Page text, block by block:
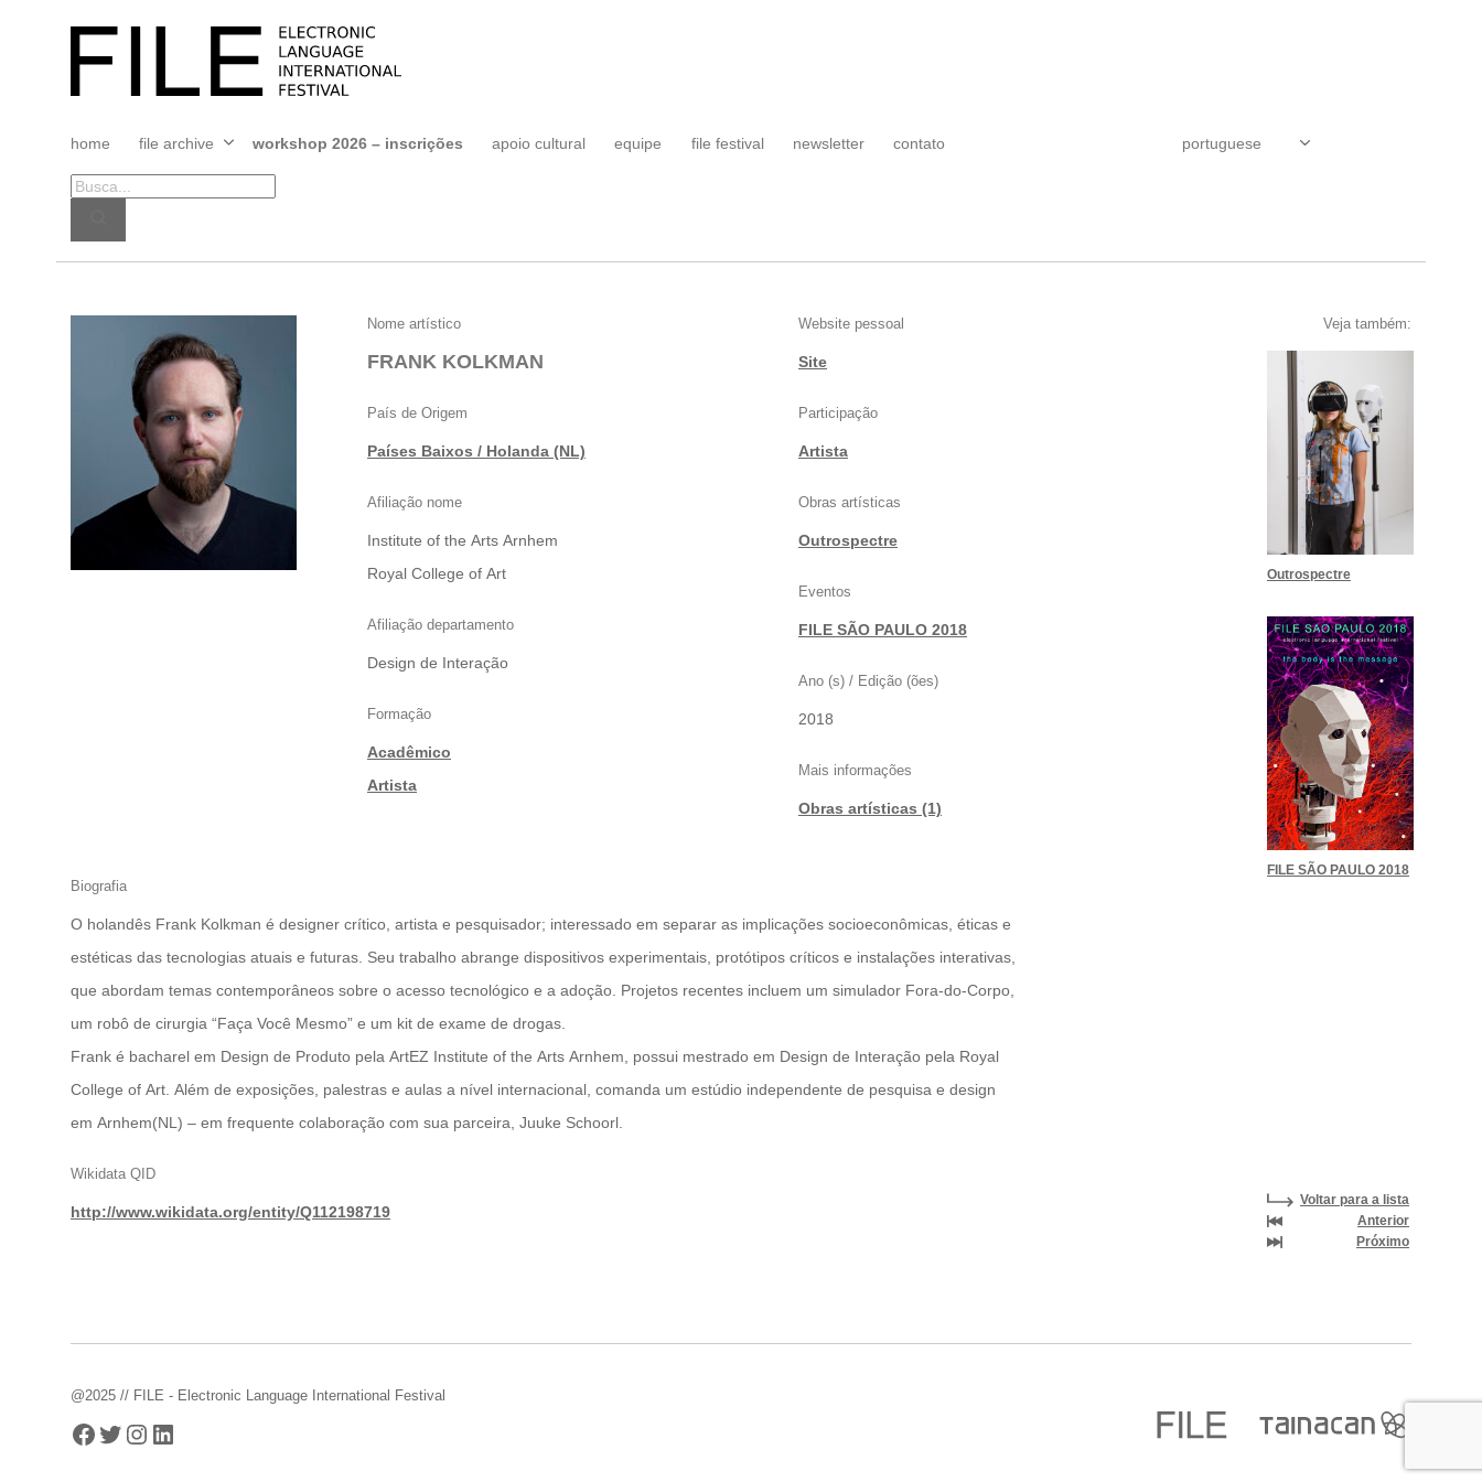
FILE
FESTIVAL
home file archive
Abrir
menu
workshop 2026 – inscrições apoio cultural equipe file festival newsletter contato
KOLKMAN
Nome artístico
FRANK KOLKMAN
País de Origem
Países Baixos / Holanda (NL)
Afiliação nome
Institute of the Arts Arnhem
|Royal College of Art
Afiliação departamento
Design de Interação
Formação
Acadêmico
|Artista
Website pessoal
Site
Participação
Artista
Obras artísticas
Outrospectre
Eventos
FILE SÃO PAULO 2018
Ano (s) / Edição (ões)
2018
Mais informações
Obras artísticas (1)
Biografia
O holandês Frank Kolkman é designer crítico, artista e pesquisador; interessado em separar as implicações socioeconômicas, éticas e
estéticas das tecnologias atuais e futuras. Seu trabalho abrange dispositivos experimentais, protótipos críticos e instalações interativas,
que abordam temas contemporâneos sobre o acesso tecnológico e a adoção. Projetos recentes incluem um simulador Fora-do-Corpo,
um robô de cirurgia “Faça Você Mesmo” e um kit de exame de drogas.
Frank é bacharel em Design de Produto pela ArtEZ Institute of the Arts Arnhem, possui mestrado em Design de Interação pela Royal
College of Art. Além de exposições, palestras e aulas a nível internacional, comanda um estúdio independente de pesquisa e design
em Arnhem(NL) – em frequente colaboração com sua parceira, Juuke Schoorl.
Wikidata QID
http://www.wikidata.org/entity/Q112198719
Veja também:
Outrospectre
FILE SÃO PAULO 2018
Voltar para a lista
Anterior
Próximo
@2025 // FILE - Electronic Language International Festival
Facebook
Twitter
Instagram
LinkedIn